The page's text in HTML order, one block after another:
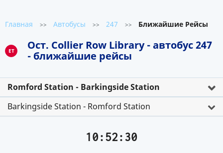
Главная >> Автобусы >> 247 >> Ближайшие Рейсы
ET
Ост. Collier Row Library - автобус 247
- ближайшие рейсы
Romford Station - Barkingside Station
Barkingside Station - Romford Station
10:52:30